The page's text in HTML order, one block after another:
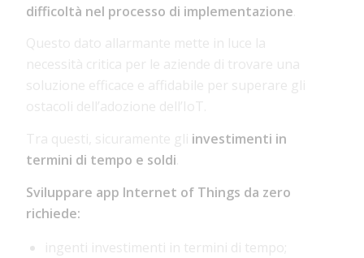
difficoltà nel processo di implementazione
Questo dato allarmante mette in luce la
necessità critica per le aziende di trovare una
soluzione efficace e affidabile per superare gli
ostacoli dell’adozione dell’IoT.
Tra questi, sicuramente gli investimenti in
termini di tempo e soldi
Sviluppare app Internet of Things da zero
richiede:
ingenti investimenti in termini di tempo;